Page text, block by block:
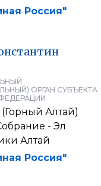
Россия"
ОРГАН СУБЪЕКТА
Алтай)
- Эл
Алтай
Россия"